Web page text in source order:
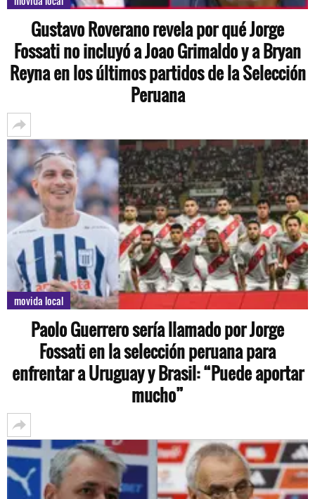
Gustavo Roverano revela por qué Jorge
Fossati no incluyó a Joao Grimaldo y a Bryan
Reyna en los últimos partidos de la Selección
Peruana
movida local
Paolo Guerrero sería llamado por Jorge
Fossati en la selección peruana para
enfrentar a Uruguay y Brasil: “Puede aportar
mucho”